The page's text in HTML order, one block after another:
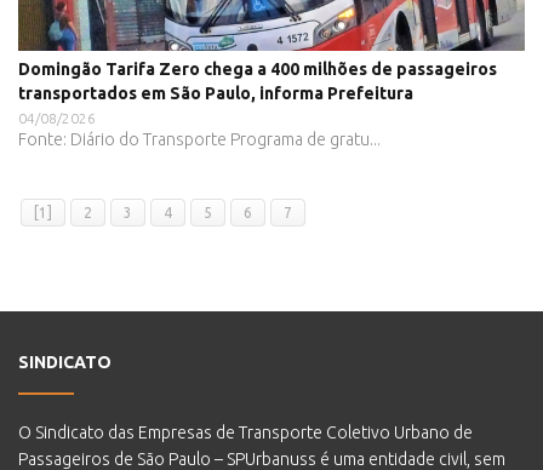
Domingão Tarifa Zero chega a 400 milhões de passageiros
transportados em São Paulo, informa Prefeitura
04/08/2026
Fonte: Diário do Transporte Programa de gratu...
[1] 2 3 4 5 6 7
SINDICATO
O Sindicato das Empresas de Transporte Coletivo Urbano de
Passageiros de São Paulo – SPUrbanuss é uma entidade civil, sem